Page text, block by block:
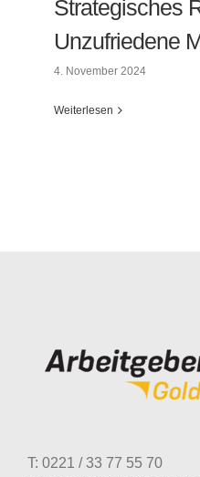
Strategisches
Unzufriedene
4. November 2024
Weiterlesen
T: 0221 / 33 77 55 70